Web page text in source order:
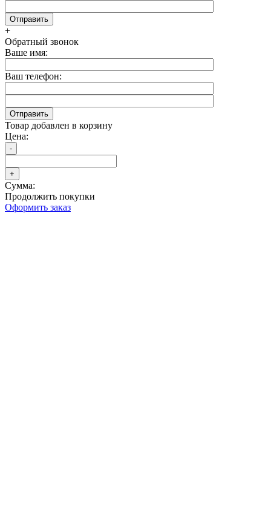
+
Обратный звонок
Ваше имя:
Ваш телефон:
Товар добавлен в корзину
Цена:
Сумма:
Продолжить покупки
Оформить заказ